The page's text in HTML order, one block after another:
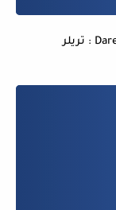
Daredevil: Born Again (2025) - Season 4 - Trailer : تريلر